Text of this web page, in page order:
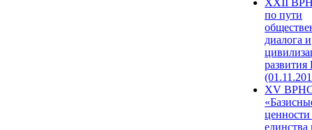
XXII
по пути
диалога и
развития
XV
единства